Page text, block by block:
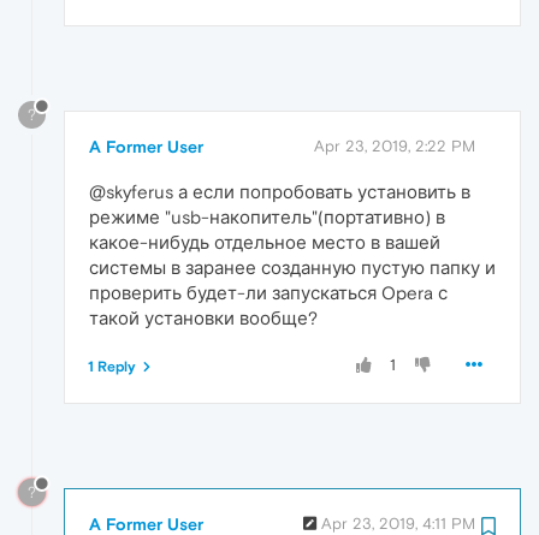
?
A Former User Apr 23, 2019, 2:22 PM
@skyferus а если попробовать установить в
режиме "usb-накопитель"(портативно) в
какое-нибудь отдельное место в вашей
системы в заранее созданную пустую папку и
проверить будет-ли запускаться Opera с
такой установки вообще?
1
1 Reply
?
A Former User Apr 23, 2019, 4:11 PM